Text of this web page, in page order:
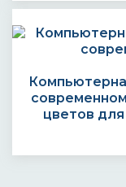
цветов